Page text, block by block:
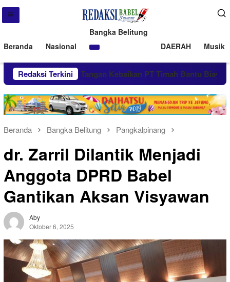
Beranda Nasional
Bangka Belitung
DAERAH
Musik
Redaksi Terkini
Kembali Tangan Kebaikan PT Timah Bantu Biaya
Beranda Bangka Belitung Pangkalpinang
dr. Zarril Dilantik Menjadi
Anggota DPRD Babel
Gantikan Aksan Visyawan
Aby
Oktober 6, 2025